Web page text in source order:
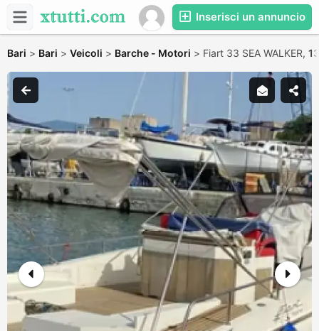
Inserisci un annuncio
Bari > Bari > Veicoli > Barche - Motori > Fiart 33 SEA WALKER,